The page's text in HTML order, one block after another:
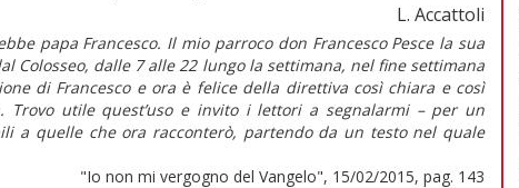
L. Accattoli
papa Francesco. Il mio parroco don Francesco Pesce la sua
Colosseo, dalle 7 alle 22 lungo la settimana, nel fine settimana
di Francesco e ora è felice della direttiva così chiara e così
Trovo utile quest’uso e invito i lettori a segnalarmi – per un
a quelle che ora racconterò, partendo da un testo nel quale
"Io non mi vergogno del Vangelo", 15/02/2015, pag. 143